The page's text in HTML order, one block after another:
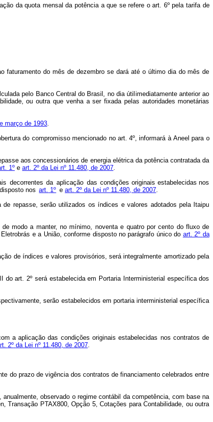
da quota mensal da potência a que se refere o art. 6º pela tarifa de
faturamento do mês de dezembro se dará até o último dia do mês de
pelo Banco Central do Brasil, no dia útil imediatamente anterior ao
ou outra que venha a ser fixada pelas autoridades monetárias
março de 1993.
do compromisso mencionado no art. 4º, informará àAneel para o
aos concessionários de energia elétrica da potência contratada da
1º eart. 2º da Lei nº 11.480, de 2007.
decorrentes da aplicação das condições originais estabelecidas nos
nos art. 1º eart. 2º da Lei nº 11.480, de 2007.
de repasse, serão utilizados os índices e valores adotados pela Itaipu
modo a manter, no mínimo, noventa e quatro por cento do fluxo de
e a União, conforme disposto no parágrafo único do art. 2º da
de índices e valores provisórios, será integralmente amortizado pela
art. 2º será estabelecida em Portaria Interministerial específica dos
serão estabelecidos em portaria interministerial específica
a aplicação das condições originais estabelecidas nos contratos de
2º da Lei nº 11.480, de 2007.
do prazo de vigência dos contratos de financiamento celebrados entre
observado o regime contábil da competência, com base na
Transação PTAX800, Opção 5, Cotações para Contabilidade, ou outra